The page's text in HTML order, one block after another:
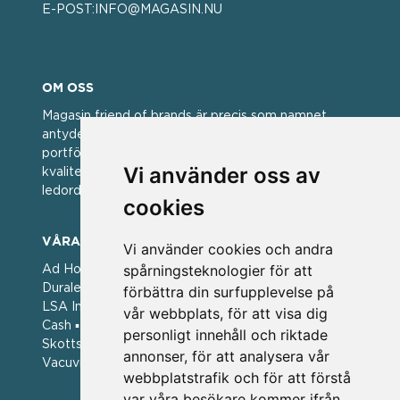
Vi använder oss av
cookies
Vi använder cookies och andra
spårningsteknologier för att
förbättra din surfupplevelse på
vår webbplats, för att visa dig
personligt innehåll och riktade
annonser, för att analysera vår
webbplatstrafik och för att förstå
E-POST: INFO@MAGASIN.NU
OM OSS
Magasin friend of brands är precis som namnet
antyder; en vän av varumärken. Vi har idag en stor
portfölj med välkända varumärken med hög
kvalitet. För oss har kvalitet alltid varit ett av
ledorden och som styrt vår verksamhet.
VÅRA VARUMÄRKEN
Ad Hoc ▪ Bialetti ▪ Cole & Mason ▪ Caps Me ▪
Duralex ▪ Forged ▪ G3 Ferrari ▪ Ken Hom ▪ Kilner ▪
LSA International ▪ Laguiole Style de Vie ▪ Mason
Cash ▪ Pintinox ▪ Plate-it ▪ Price and Kengsington ▪
Skottsberg ▪ Scandinavian Home ▪ Style de Vie ▪
Vacuvin ▪ Viners ▪ Zack ▪ Zyliss